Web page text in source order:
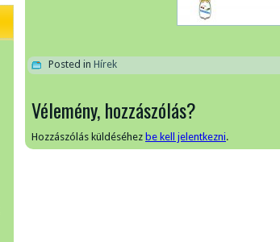
Posted in Hírek
Vélemény, hozzászólás?
Hozzászólás küldéséhez be kell jelentkezni.